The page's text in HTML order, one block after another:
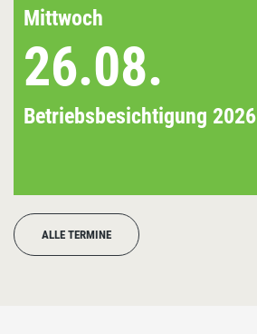
Mittwoch
26.08.
Betriebsbesichtigung 2026
ALLE TERMINE